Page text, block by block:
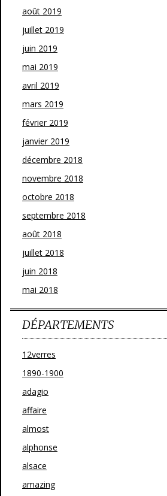
août 2019
juillet 2019
juin 2019
mai 2019
avril 2019
mars 2019
février 2019
janvier 2019
décembre 2018
novembre 2018
octobre 2018
septembre 2018
août 2018
juillet 2018
juin 2018
mai 2018
DÉPARTEMENTS
12verres
1890-1900
adagio
affaire
almost
alphonse
alsace
amazing